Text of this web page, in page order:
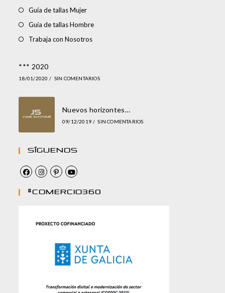
Guía de tallas Mujer
Guía de tallas Hombre
Trabaja con Nosotros
*** 2020
18/01/2020 / SIN COMENTARIOS
Nuevos horizontes…
09/12/2019 / SIN COMENTARIOS
Síguenos
#comercio360